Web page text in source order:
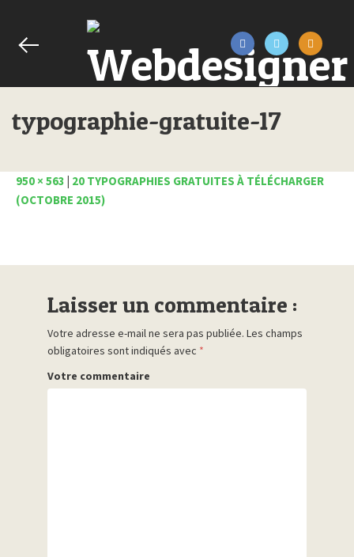
typographie-gratuite-17
950 × 563 | 20 TYPOGRAPHIES GRATUITES À TÉLÉCHARGER
(OCTOBRE 2015)
Laisser un commentaire :
Votre adresse e-mail ne sera pas publiée. Les champs
obligatoires sont indiqués avec *
Votre commentaire